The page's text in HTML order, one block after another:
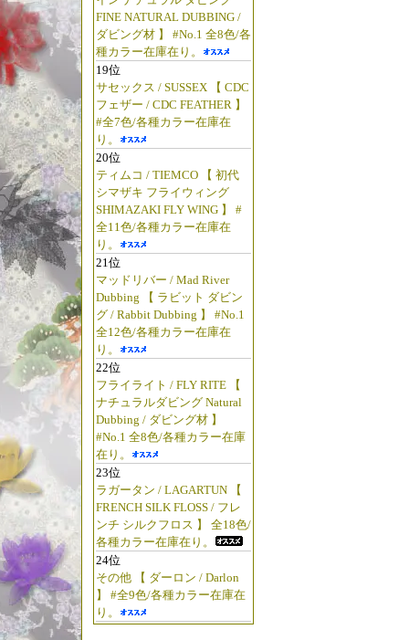
FINE NATURAL DUBBING /
ダビング材 】 #No.1 全8色/各
種カラー在庫在り。
19位
サセックス / SUSSEX 【 CDC
フェザー / CDC FEATHER 】
#全7色/各種カラー在庫在
り。
20位
ティムコ / TIEMCO 【 初代
シマザキ フライウィング
SHIMAZAKI FLY WING 】 #
全11色/各種カラー在庫在
り。
21位
マッドリバー / Mad River
Dubbing 【 ラビット ダビン
グ / Rabbit Dubbing 】 #No.1
全12色/各種カラー在庫在
り。
22位
フライライト / FLY RITE 【
ナチュラルダビング Natural
Dubbing / ダビング材 】
#No.1 全8色/各種カラー在庫
在り。
23位
ラガータン / LAGARTUN 【
FRENCH SILK FLOSS / フレ
ンチ シルクフロス 】 全18色/
各種カラー在庫在り。
24位
その他 【 ダーロン / Darlon
】 #全9色/各種カラー在庫在
り。